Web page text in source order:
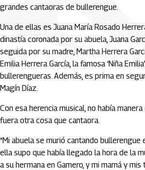
grandes cantaoras de bullerengue.
Una de ellas es Juana María Rosado
dinastía coronada por su abuela, Juana
seguida por su madre, Martha Herrera
Emilia Herrera García, la famosa ‘Niña
bullerengueras. Además, es prima en
Magín Díaz.
Con esa herencia musical, no había
fuera otra cosa que cantaora.
“Mi abuela se murió cantando bullerengue
ella supo que había llegado la hora de la
a su hermana en Gamero, y mi mamá y